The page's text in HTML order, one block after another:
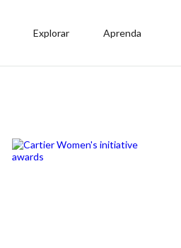
Explorar Aprenda